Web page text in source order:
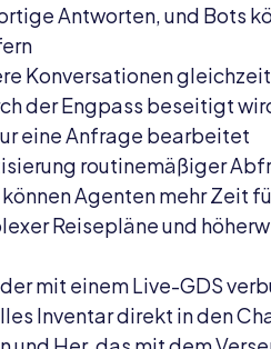
Antworten, und Bots
Konversationen
der Engpass beseitigt
eine Anfrage bearbeitet
routinemäßiger
Agenten mehr Zeit
Reisepläne und
mit einem Live-GDS
Inventar direkt in den